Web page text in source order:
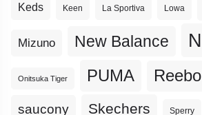
Keds Keen La Sportiva Lowa
Mizuno New Balance
Onitsuka Tiger PUMA
saucony Skechers Sperry